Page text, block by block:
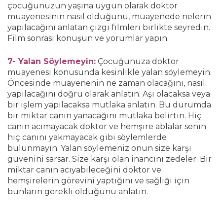
çocuğunuzun yaşına uygun olarak doktor
muayenesinin nasıl olduğunu, muayenede nelerin
yapılacağını anlatan çizgi filmleri birlikte seyredin.
Film sonrası konuşun ve yorumlar yapın.
7- Yalan Söylemeyin: Çocuğunuza doktor
muayenesi konusunda kesinlikle yalan söylemeyin.
Öncesinde muayenenin ne zaman olacağını, nasıl
yapılacağını doğru olarak anlatın. Aşı olacaksa veya
bir işlem yapılacaksa mutlaka anlatın. Bu durumda
bir miktar canın yanacağını mutlaka belirtin. Hiç
canın acımayacak doktor ve hemşire ablalar senin
hiç canını yakmayacak gibi söylemlerde
bulunmayın. Yalan söylemeniz onun size karşı
güvenini sarsar. Size karşı olan inancını zedeler. Bir
miktar canın acıyabileceğini doktor ve
hemşirelerin görevini yaptığını ve sağlığı için
bunların gerekli olduğunu anlatın.